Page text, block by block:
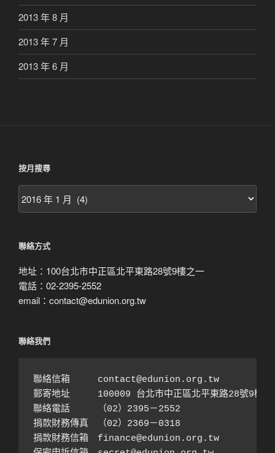
2013 年 8 月
2013 年 7 月
2013 年 6 月
按月搜尋
月
聯絡方式
地址：100台北市中正區北平東路28號9樓之一
電話：02-2395-2552
email：contact@edunion.org.tw
聯絡我們
聯絡信箱　　　contact@edunion.org.tw
郵寄地址　　　100009 台北市中正區北平東路28號9樓之
聯絡電話　　　（02）2395－2552
捐款財務傳真　（02）2369－0318
捐款財務信箱　finance@edunion.org.tw